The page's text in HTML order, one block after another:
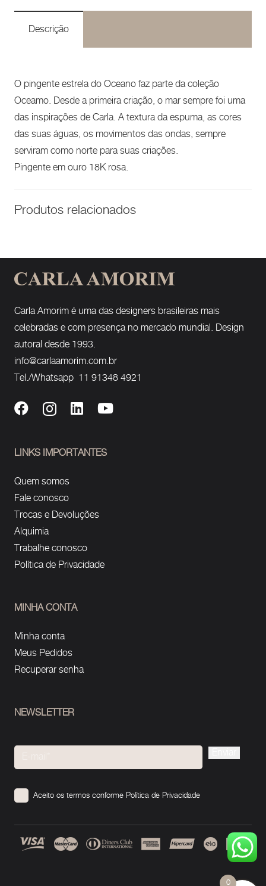
Descrição
O pingente estrela do Oceano faz parte da coleção
Oceamo. Desde a primeira criação, o mar sempre foi uma
das inspirações de Carla. A textura da espuma, as cores
das suas águas, os movimentos das ondas, sempre
serviram como norte para suas criações.
Pingente em ouro 18K rosa.
Produtos relacionados
Carla Amorim é uma das designers brasileiras mais
celebradas e com presença no mercado mundial. Design
autoral desde 1993.
info@carlaamorim.com.br
Tel./Whatsapp 11 91348 4921
LINKS IMPORTANTES
Quem somos
Fale conosco
Trocas e Devoluções
Alquimia
Trabalhe conosco
Política de Privacidade
MINHA CONTA
Minha conta
Meus Pedidos
Recuperar senha
NEWSLETTER
Aceito os termos conforme Política de Privacidade
0